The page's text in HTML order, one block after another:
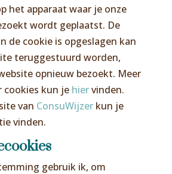
het apparaat waar je onze
wordt geplaatst. De
de cookie is opgeslagen kan
teruggestuurd worden,
opnieuw bezoekt. Meer
kun je hiervinden.
van ConsuWijzerkun je
vinden.
gebruik ik, om